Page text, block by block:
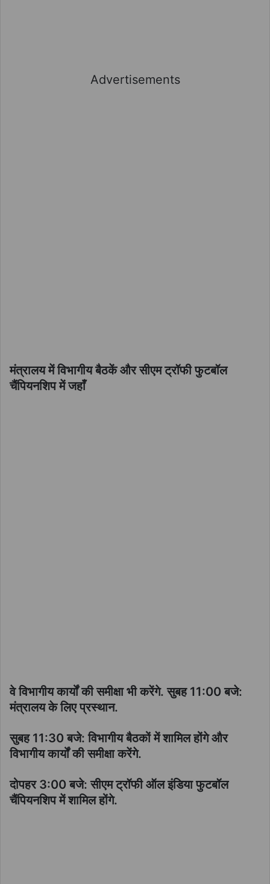
Advertisements
मंत्रालय में विभागीय बैठकें और सीएम ट्रॉफी फुटबॉल
चैंपियनशिप में जहाँ
वे विभागीय कार्यों की समीक्षा भी करेंगे. सुबह 11:00 बजे:
मंत्रालय के लिए प्रस्थान.
सुबह 11:30 बजे: विभागीय बैठकों में शामिल होंगे और
विभागीय कार्यों की समीक्षा करेंगे.
दोपहर 3:00 बजे: सीएम ट्रॉफी ऑल इंडिया फुटबॉल
चैंपियनशिप में शामिल होंगे.